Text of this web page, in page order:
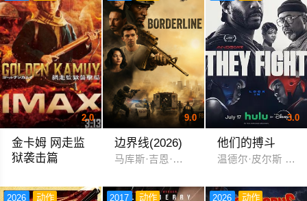
2.0
金卡姆 网走监
狱袭击篇
9.0
边界线(2026)
马库斯·吉恩·皮雷 迈克尔·约翰·斯坦利
3.0
他们的搏斗
温德尔·皮尔斯 麦
2026 动作 2017 动作 2026 动作